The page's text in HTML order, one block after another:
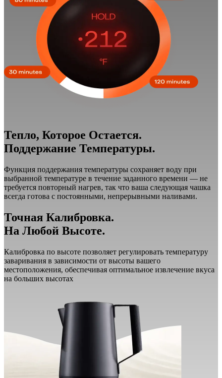
Тепло, Которое Остается.
Поддержание Температуры.
Функция поддержания температуры сохраняет воду при
выбранной температуре в течение заданного времени — не
требуется повторный нагрев, так что ваша следующая чашка
всегда готова с постоянными, непрерывными наливами.
Точная Калибровка.
На Любой Высоте.
Калибровка по высоте позволяет регулировать температуру
заваривания в зависимости от высоты вашего
местоположения, обеспечивая оптимальное извлечение вкуса
на больших высотах